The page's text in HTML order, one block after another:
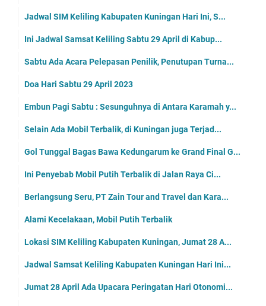
Jadwal SIM Keliling Kabupaten Kuningan Hari Ini, S...
Ini Jadwal Samsat Keliling Sabtu 29 April di Kabup...
Sabtu Ada Acara Pelepasan Penilik, Penutupan Turna...
Doa Hari Sabtu 29 April 2023
Embun Pagi Sabtu : Sesunguhnya di Antara Karamah y...
Selain Ada Mobil Terbalik, di Kuningan juga Terjad...
Gol Tunggal Bagas Bawa Kedungarum ke Grand Final G...
Ini Penyebab Mobil Putih Terbalik di Jalan Raya Ci...
Berlangsung Seru, PT Zain Tour and Travel dan Kara...
Alami Kecelakaan, Mobil Putih Terbalik
Lokasi SIM Keliling Kabupaten Kuningan, Jumat 28 A...
Jadwal Samsat Keliling Kabupaten Kuningan Hari Ini...
Jumat 28 April Ada Upacara Peringatan Hari Otonomi...